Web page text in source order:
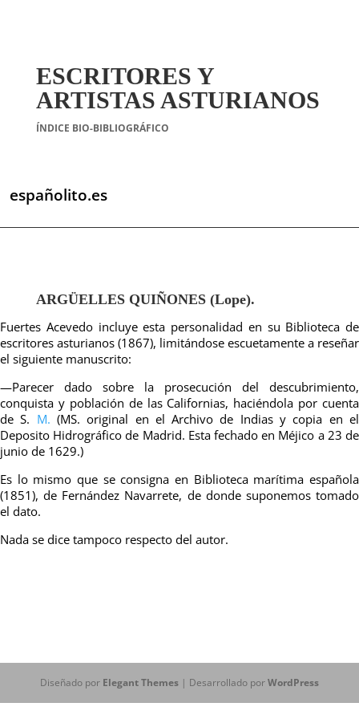
ESCRITORES Y
ARTISTAS ASTURIANOS
ÍNDICE BIO-BIBLIOGRÁFICO
españolito.es
ARGÜELLES QUIÑONES (Lope).
Fuertes Acevedo incluye esta personalidad en su Biblioteca de
escritores asturianos (1867), limitándose escuetamente a reseñar
el siguiente manuscrito:
—Parecer dado sobre la prosecución del descubrimiento,
conquista y población de las Californias, haciéndola por cuenta
de S. M. (MS. original en el Archivo de Indias y copia en el
Deposito Hidrográfico de Madrid. Esta fechado en Méjico a 23 de
junio de 1629.)
Es lo mismo que se consigna en Biblioteca marítima española
(1851), de Fernández Navarrete, de donde suponemos tomado
el dato.
Nada se dice tampoco respecto del autor.
Diseñado por Elegant Themes| Desarrollado porWordPress